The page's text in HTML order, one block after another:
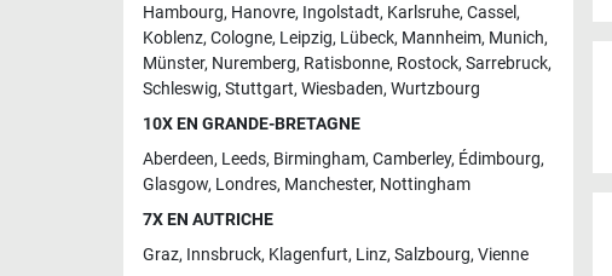
Hambourg, Hanovre, Ingolstadt, Karlsruhe, Cassel,
Koblenz, Cologne, Leipzig, Lübeck, Mannheim, Munich,
Münster, Nuremberg, Ratisbonne, Rostock, Sarrebruck,
Schleswig, Stuttgart, Wiesbaden, Wurtzbourg
10X EN GRANDE-BRETAGNE
Aberdeen, Leeds, Birmingham, Camberley, Édimbourg,
Glasgow, Londres, Manchester, Nottingham
7X EN AUTRICHE
Graz, Innsbruck, Klagenfurt, Linz, Salzbourg, Vienne